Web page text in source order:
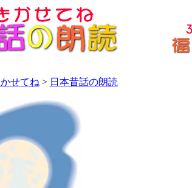
せてね > 日本昔話の朗読